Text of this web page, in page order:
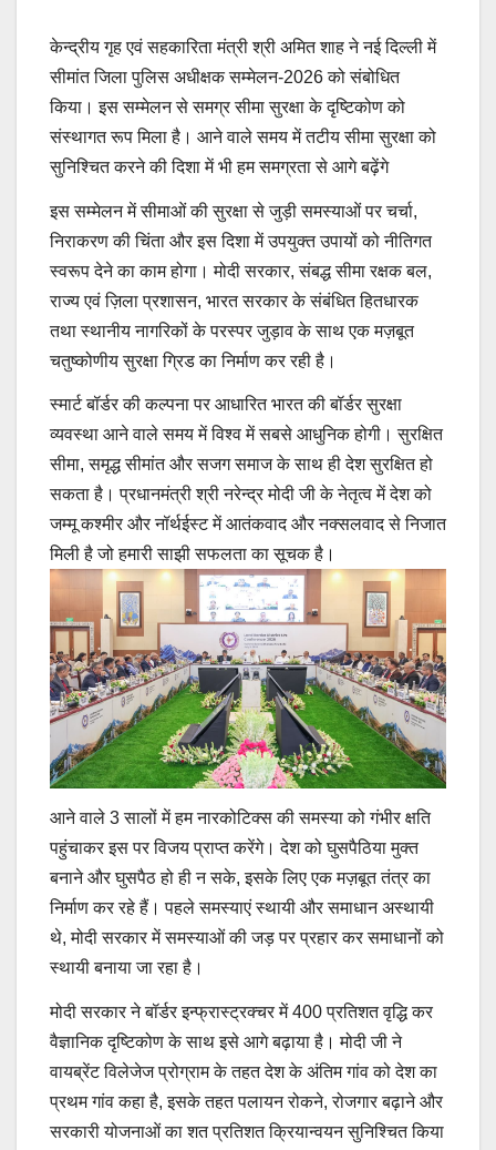
केन्द्रीय गृह एवं सहकारिता मंत्री श्री अमित शाह ने नई दिल्ली में
सीमांत जिला पुलिस अधीक्षक सम्मेलन-2026 को संबोधित
किया। इस सम्मेलन से समग्र सीमा सुरक्षा के दृष्टिकोण को
संस्थागत रूप मिला है। आने वाले समय में तटीय सीमा सुरक्षा को
सुनिश्चित करने की दिशा में भी हम समग्रता से आगे बढ़ेंगे
इस सम्मेलन में सीमाओं की सुरक्षा से जुड़ी समस्याओं पर चर्चा,
निराकरण की चिंता और इस दिशा में उपयुक्त उपायों को नीतिगत
स्वरूप देने का काम होगा। मोदी सरकार, संबद्ध सीमा रक्षक बल,
राज्य एवं ज़िला प्रशासन, भारत सरकार के संबंधित हितधारक
तथा स्थानीय नागरिकों के परस्पर जुड़ाव के साथ एक मज़बूत
चतुष्कोणीय सुरक्षा ग्रिड का निर्माण कर रही है।
स्मार्ट बॉर्डर की कल्पना पर आधारित भारत की बॉर्डर सुरक्षा
व्यवस्था आने वाले समय में विश्व में सबसे आधुनिक होगी। सुरक्षित
सीमा, समृद्ध सीमांत और सजग समाज के साथ ही देश सुरक्षित हो
सकता है। प्रधानमंत्री श्री नरेन्द्र मोदी जी के नेतृत्व में देश को
जम्मू कश्मीर और नॉर्थईस्ट में आतंकवाद और नक्सलवाद से निजात
मिली है जो हमारी साझी सफलता का सूचक है।
आने वाले 3 सालों में हम नारकोटिक्स की समस्या को गंभीर क्षति
पहुंचाकर इस पर विजय प्राप्त करेंगे। देश को घुसपैठिया मुक्त
बनाने और घुसपैठ हो ही न सके, इसके लिए एक मज़बूत तंत्र का
निर्माण कर रहे हैं। पहले समस्याएं स्थायी और समाधान अस्थायी
थे, मोदी सरकार में समस्याओं की जड़ पर प्रहार कर समाधानों को
स्थायी बनाया जा रहा है।
मोदी सरकार ने बॉर्डर इन्फ्रास्ट्रक्चर में 400 प्रतिशत वृद्धि कर
वैज्ञानिक दृष्टिकोण के साथ इसे आगे बढ़ाया है। मोदी जी ने
वायब्रेंट विलेजेज प्रोग्राम के तहत देश के अंतिम गांव को देश का
प्रथम गांव कहा है, इसके तहत पलायन रोकने, रोजगार बढ़ाने और
सरकारी योजनाओं का शत प्रतिशत क्रियान्वयन सुनिश्चित किया